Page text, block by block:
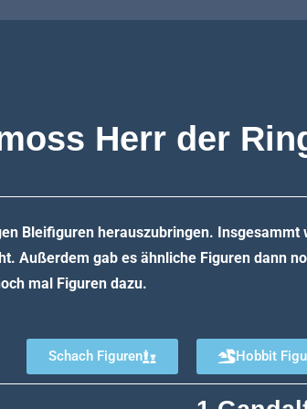
Herr der
Bleifiguren herauszubringen. Insgesammt
Außerdem gab es ähnliche Figuren dann
mal Figuren dazu.
Schach Figuren Hobbit